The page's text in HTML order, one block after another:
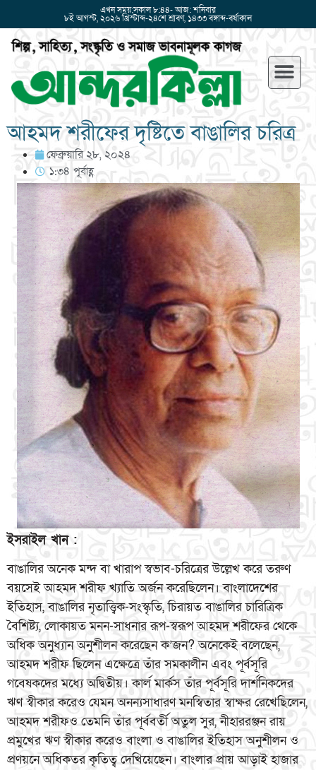
এখন সময়:সকাল ৮:৪৪- আজ: শনিবার
৮ই আগস্ট, ২০২৬ খ্রিস্টাব্দ-২৪শে শ্রাবণ, ১৪৩৩ বঙ্গাব্দ-বর্ষাকাল
আহমদ শরীফের দৃষ্টিতে বাঙালির চরিত্র
ফেব্রুয়ারি ২৮, ২০২৪
১:৩৪ পূর্বাহ্ণ
ইসরাইল খান :
বাঙালির অনেক মন্দ বা খারাপ স্বভাব-চরিত্রের উল্লেখ করে তরুণ
বয়সেই আহমদ শরীফ খ্যাতি অর্জন করেছিলেন। বাংলাদেশের
ইতিহাস, বাঙালির নৃতাত্ত্বিক-সংস্কৃতি, চিরায়ত বাঙালির চারিত্রিক
বৈশিষ্ট্য, লোকায়ত মনন-সাধনার রূপ-স্বরূপ আহমদ শরীফের থেকে
অধিক অনুধ্যান অনুশীলন করেছেন ক’জন? অনেকেই বলেছেন,
আহমদ শরীফ ছিলেন এক্ষেত্রে তাঁর সমকালীন এবং পূর্বসূরি
গবেষকদের মধ্যে অদ্বিতীয়। কার্ল মার্কস তাঁর পূর্বসূরি দার্শনিকদের
ঋণ স্বীকার করেও যেমন অনন্যসাধারণ মনস্বিতার স্বাক্ষর রেখেছিলেন,
আহমদ শরীফও তেমনি তাঁর পূর্ববর্তী অতুল সুর, নীহাররঞ্জন রায়
প্রমুখের ঋণ স্বীকার করেও বাংলা ও বাঙালির ইতিহাস অনুশীলন ও
প্রণয়নে অধিকতর কৃতিত্ব দেখিয়েছেন। বাংলার প্রায় আড়াই হাজার